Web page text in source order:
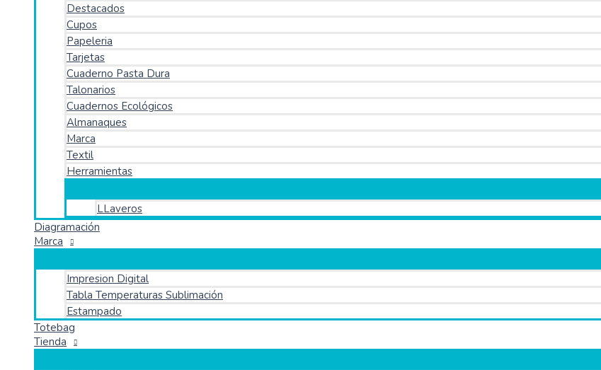
Destacados
Cupos
Papeleria
Tarjetas
Cuaderno Pasta Dura
Talonarios
Cuadernos Ecológicos
Almanaques
Marca
Textil
Herramientas
LLaveros
Diagramación
Marca
Impresion Digital
Tabla Temperaturas Sublimación
Estampado
Totebag
Tienda